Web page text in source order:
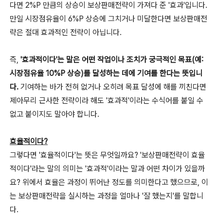
다면 2%P 만큼의 상승이 보상판매전략이 가져다 준 '효과'입니다.
만일 시장점유율이 6%P 상승에 그치거나 미달한다면 보상판매전
략은 절대 효과적인 전략이 아닙니다.
즉, '효과적이다'는 말은 어떤 작업이나 조치가 궁극적인 목표(예:
시장점유율 10%P 상승)를 달성하는 데에 기여를 한다는 뜻입니
다. 기여하는 바가 전혀 없거나 오히려 목표 달성에 해를 끼친다면
제아무리 근사한 전략이라 해도 '효과적'이라는 수식어를 붙일 수
없고 붙이지도 말아야 합니다.
효율적이다?
그렇다면 '효율적이다'는 뜻은 무엇일까요? '보상판매전략이 효율
적이다'라는 말의 의미는 '효과적'이라는 말과 어떤 차이가 있을까
요? 위에서 효율은 과정이 뛰어난 정도를 의미한다고 했으므로, 이
는 보상판매전략을 실시하는 과정을 얼마나 '잘 했는지'를 말합니
다.